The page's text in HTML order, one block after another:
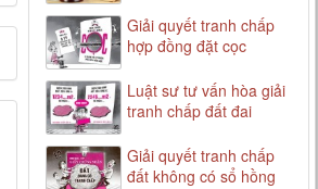
Giải quyết tranh chấp
hợp đồng đặt cọc
Luật sư tư vấn hòa giải
tranh chấp đất đai
Giải quyết tranh chấp
đất không có sổ hồng